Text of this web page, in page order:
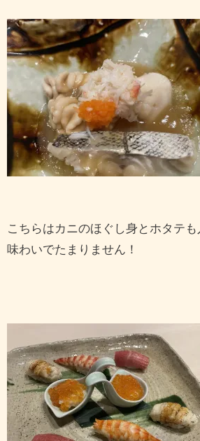
こちらはカニのほぐし身とホタテ
味わいでたまりません！